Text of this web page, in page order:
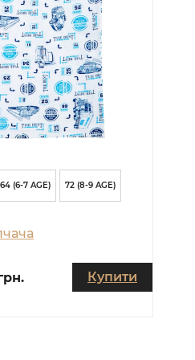
64 (6-7 AGE) 72 (8-9 AGE)
Купити